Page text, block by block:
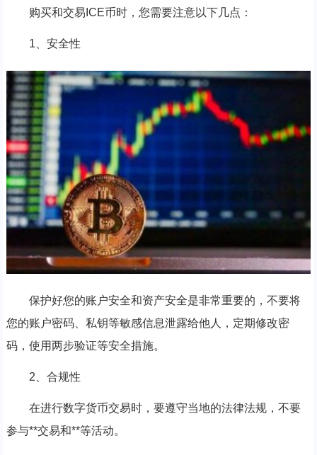
购买和交易ICE币时，您需要注意以下几点：
1、安全性
保护好您的账户安全和资产安全是非常重要的，不要将
您的账户密码、私钥等敏感信息泄露给他人，定期修改密
码，使用两步验证等安全措施。
2、合规性
在进行数字货币交易时，要遵守当地的法律法规，不要
参与**交易和**等活动。